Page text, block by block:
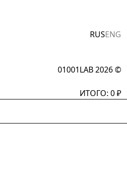
RUSENG
01001LAB 2026 ©
ИТОГО: 0₽